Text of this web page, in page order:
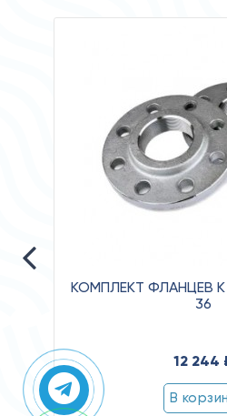
КОМПЛЕКТ ФЛАНЦЕВ
36
12 244
В